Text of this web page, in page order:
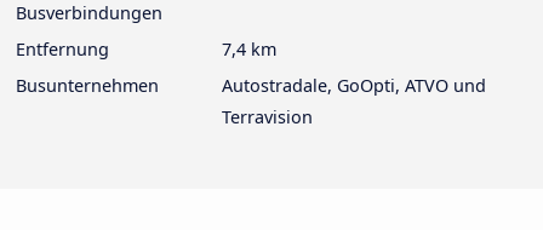
Busverbindungen
Entfernung
7,4 km
Busunternehmen
Autostradale, GoOpti, ATVO und
Terravision